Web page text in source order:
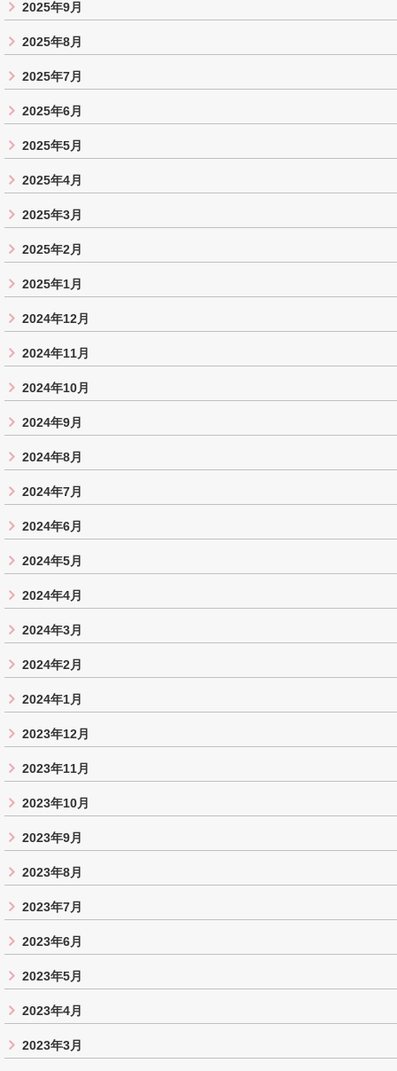
2025年9月
2025年8月
2025年7月
2025年6月
2025年5月
2025年4月
2025年3月
2025年2月
2025年1月
2024年12月
2024年11月
2024年10月
2024年9月
2024年8月
2024年7月
2024年6月
2024年5月
2024年4月
2024年3月
2024年2月
2024年1月
2023年12月
2023年11月
2023年10月
2023年9月
2023年8月
2023年7月
2023年6月
2023年5月
2023年4月
2023年3月